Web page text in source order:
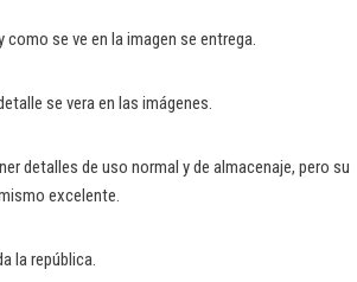
como se ve en la imagen se entrega.
se vera en las imágenes.
detalles de uso normal y de almacenaje, pero su
excelente.
la república.